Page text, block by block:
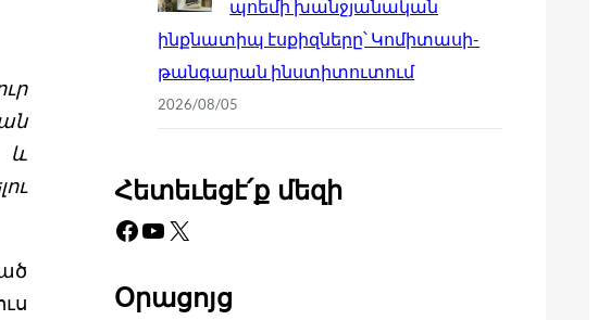
և
պոեմի խանջյանական
ինքնատիպ էսքիզները՝ Կոմիտասի-
թանգարան ինստիտուտում
2026/08/05
Հետեւեցէ՛ք մեզի
Facebook YouTube X
Օրացոյց